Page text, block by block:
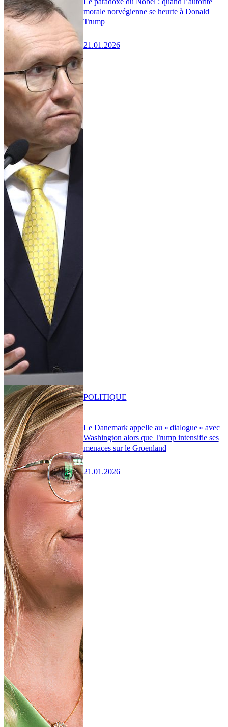
morale norvégienne se heurte à Donald
Trump
21.01.2026
Le Danemark appelle au « dialogue » avec
Washington alors que Trump intensifie ses
menaces sur le Groenland
21.01.2026
POLITIQUE